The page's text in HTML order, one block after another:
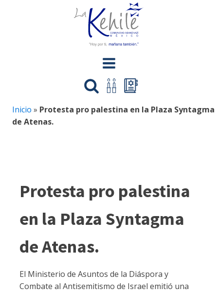
Inicio » Protesta pro palestina en la Plaza Syntagma
de Atenas.
Protesta pro palestina
en la Plaza Syntagma
de Atenas.
El Ministerio de Asuntos de la Diáspora y
Combate al Antisemitismo de Israel emitió una